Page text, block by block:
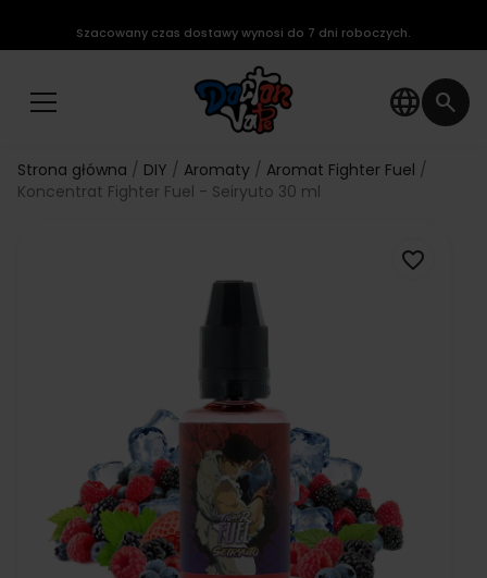
language search
Szacowany czas dostawy wynosi do 7 dni roboczych.
Strona główna DIY Aromaty
Aromat Fighter Fuel
Koncentrat Fighter Fuel - Seiryuto 30 ml
favorite_border